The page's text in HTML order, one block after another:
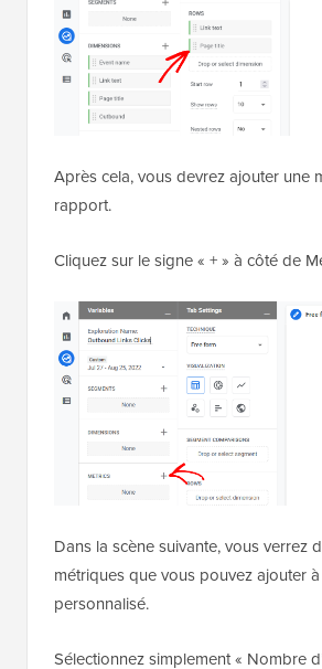
dans la section « Lignes ».
Après cela, vous devrez ajouter une
Cliquez sur le signe « + » à côté de
Dans la scène suivante, vous verrez
métriques que vous pouvez ajouter à